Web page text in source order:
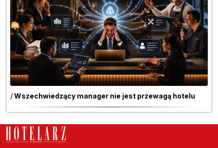
/Wszechwiedzący manager nie jest przewagą hotelu